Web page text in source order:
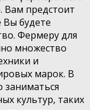
Вам предстоит
будете
Фермеру для
множество
и
марок. В
культур, таких